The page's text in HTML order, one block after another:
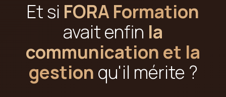
Et si FORA Formation
avait enfin la
communication et la
gestion qu'il mérite ?